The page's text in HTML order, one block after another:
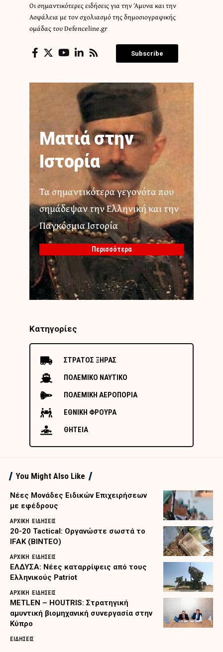
Οι σημαντικότερες ειδήσεις για την Άμυνα και την
Ασφάλεια με τον σχολιασμό της δημοσιογραφικής
ομάδας του Defenceline.gr
Subscribe
Ματιά στην
Ιστορία
Τα σημαντικότερα γεγονότα που
σημάδεψαν την Ελληνική και την
Παγκόσμια Ιστορία
Περισσότερα
Κατηγορίες
ΣΤΡΑΤΟΣ ΞΗΡΑΣ
ΠΟΛΕΜΙΚΟ ΝΑΥΤΙΚΟ
ΠΟΛΕΜΙΚΗ ΑΕΡΟΠΟΡΙΑ
ΕΘΝΙΚΗ ΦΡΟΥΡΑ
ΘΗΤΕΙΑ
You Might Also Like
Nέες Μονάδες Ειδικών Επιχειρήσεων
με εφέδρους
ΑΡΧΙΚΗ ΕΙΔΗΣΕΙΣ
20-20 Tactical: Οργανώστε σωστά το
IFAK (ΒΙΝΤΕΟ)
ΑΡΧΙΚΗ ΕΙΔΗΣΕΙΣ
ΕΛΔΥΣΑ: Νέες καταρρίψεις από τους
Ελληνικούς Patriot
ΑΡΧΙΚΗ ΕΙΔΗΣΕΙΣ
METLEN – HOUTRIS: Στρατηγική
αμυντική βιομηχανική συνεργασία στην
Κύπρο
ΕΙΔΗΣΕΙΣ